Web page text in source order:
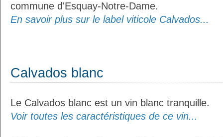
commune d'Esquay-Notre-Dame.
En savoir plus sur le label viticole Calvados...
Calvados blanc
Le Calvados blanc est un vin blanc tranquille.
Voir toutes les caractéristiques de ce vin...